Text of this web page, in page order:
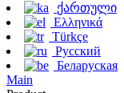
ქართული
Ελληνικά
Türkçe
Русский
Беларуская
Main